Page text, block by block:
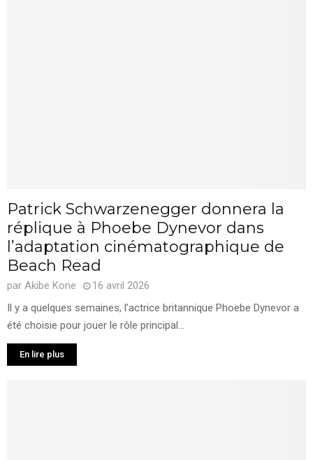
Patrick Schwarzenegger donnera la
réplique à Phoebe Dynevor dans
l’adaptation cinématographique de
Beach Read
par Akibe Kone
16 avril 2026
Il y a quelques semaines, l’actrice britannique Phoebe Dynevor a
été choisie pour jouer le rôle principal...
En lire plus